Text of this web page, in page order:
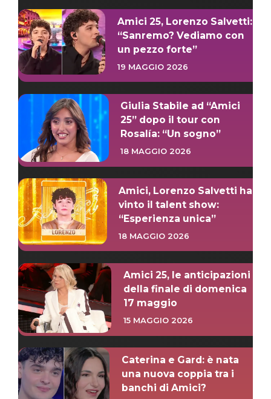
Amici 25, Lorenzo Salvetti:
“Sanremo? Vediamo con
un pezzo forte”
19 MAGGIO 2026
Giulia Stabile ad “Amici
25” dopo il tour con
Rosalía: “Un sogno”
18 MAGGIO 2026
Amici, Lorenzo Salvetti ha
vinto il talent show:
“Esperienza unica”
18 MAGGIO 2026
Amici 25, le anticipazioni
della finale di domenica
17 maggio
15 MAGGIO 2026
Caterina e Gard: è nata
una nuova coppia tra i
banchi di Amici?